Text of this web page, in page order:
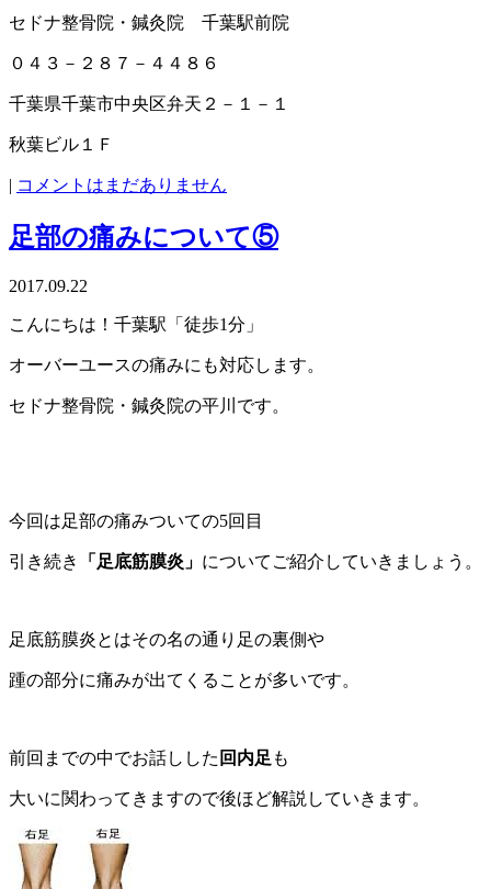
セドナ整骨院・鍼灸院 千葉駅前院
０４３－２８７－４４８６
千葉県千葉市中央区弁天２－１－１
秋葉ビル１Ｆ
| コメントはまだありません
足部の痛みについて⑤
2017.09.22
こんにちは！千葉駅「徒歩1分」
オーバーユースの痛みにも対応します。
セドナ整骨院・鍼灸院の平川です。
今回は足部の痛みついての5回目
引き続き 「足底筋膜炎」 についてご紹介していきましょう。
足底筋膜炎とはその名の通り足の裏側や
踵の部分に痛みが出てくることが多いです。
前回までの中でお話しした 回内足 も
大いに関わってきますので後ほど解説していきます。